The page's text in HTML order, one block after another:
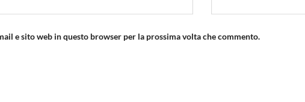
e sito web in questo browser per la prossima volta che commento.